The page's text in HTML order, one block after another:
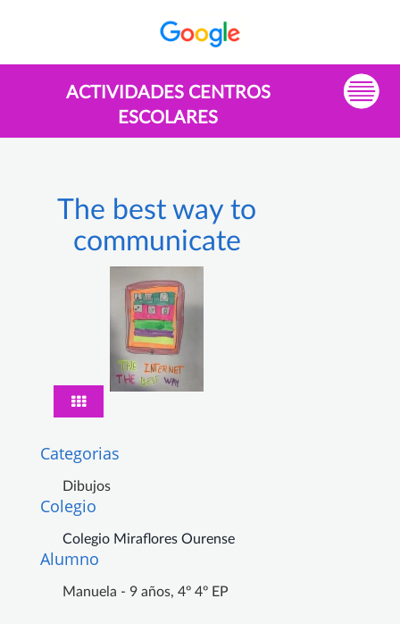
ACTIVIDADES CENTROS
ESCOLARES
The best way to
communicate
Categorias
Dibujos
Colegio
Colegio Miraflores Ourense
Alumno
Manuela - 9 años, 4º 4º EP